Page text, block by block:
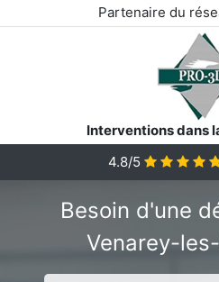
Partenaire du
Interventions dans
4.8/5
Besoin d'une
Venarey-